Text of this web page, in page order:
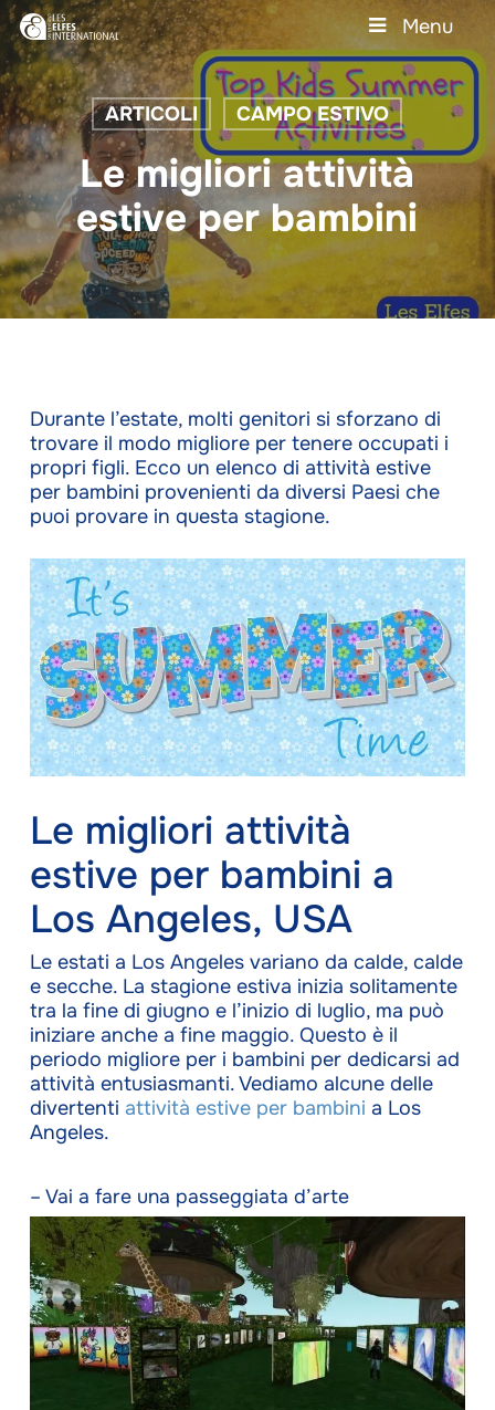
Skip
to
main
content
Menu
ARTICOLI CAMPO ESTIVO
Le migliori attività
estive per bambini
Durante l’estate, molti genitori si sforzano di
trovare il modo migliore per tenere occupati i
propri figli. Ecco un elenco di attività estive
per bambini provenienti da diversi Paesi che
puoi provare in questa stagione.
Le migliori attività
estive per bambini a
Los Angeles, USA
Le estati a Los Angeles variano da calde, calde
e secche. La stagione estiva inizia solitamente
tra la fine di giugno e l’inizio di luglio, ma può
iniziare anche a fine maggio. Questo è il
periodo migliore per i bambini per dedicarsi ad
attività entusiasmanti. Vediamo alcune delle
divertenti attività estive per bambini a Los
Angeles.
– Vai a fare una passeggiata d’arte
Close
Menu